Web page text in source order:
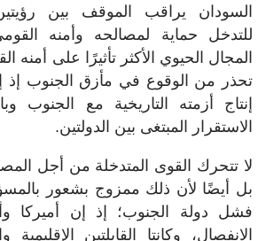
السودان يراقب الموقف بين
للتدخل حماية لمصالحه وأمنه
المجال الحيوي الأكثر تأثيرًا على أمنه
تحذر من الوقوع في مأزق الجنوب إذ
إنتاج أزمته التاريخية مع الجنوب
الاستقرار المبتغى بين الدولتين.
لا تتحرك القوى المتدخلة من أجل
بل أيضًا لأن ذلك ممزوج بشعور
فشل دولة الجنوب؛ إذ إن أميركا
الانفصال، وكانتا القابلتين